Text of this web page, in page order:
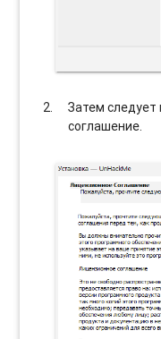
Затем следует
соглашение.